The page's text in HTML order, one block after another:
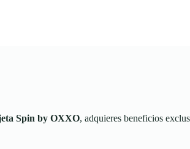
Spin by OXXO, adquieres beneficios